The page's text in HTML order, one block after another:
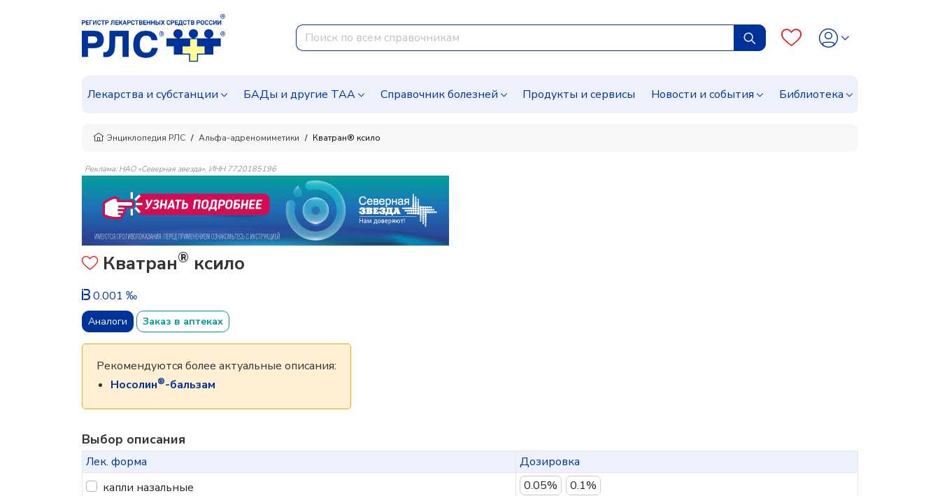
Лекарства и субстанции БАДы и другие ТАА Справочник болезней Продукты и сервисы Новости и события Библиотека
Энциклопедия РЛС Альфа-адреномиметики Кватран® ксило
Реклама: НАО «Северная звезда», ИНН 7720185196
Кватран® ксило
0.001 ‰
Аналоги Заказ в аптеках
Рекомендуются более актуальные описания:
Носолин®-бальзам
Выбор описания
Лек. форма
Дозировка
капли назальные
0.05%
0.1%